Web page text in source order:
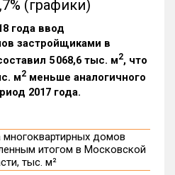
(графики)
года ввод
застройщиками в
5 068,6 тыс. м2, что
м2 меньше аналогичного
2017 года.